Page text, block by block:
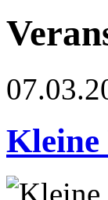
Kleine